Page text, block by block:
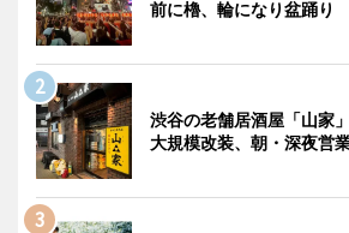
前に櫓、輪になり盆踊り
渋谷の老舗居酒屋「山家
大規模改装、朝・深夜営